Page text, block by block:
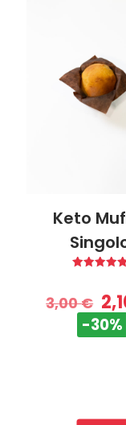
Keto
su 5
3,00€
-30%